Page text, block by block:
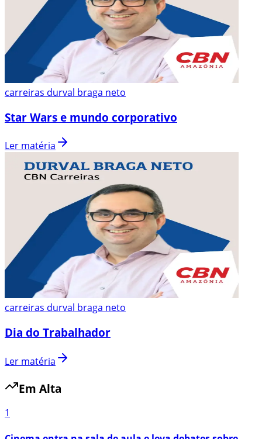
carreiras durval braga neto
Star Wars e mundo corporativo
Ler matéria
carreiras durval braga neto
Dia do Trabalhador
Ler matéria
Em Alta
1